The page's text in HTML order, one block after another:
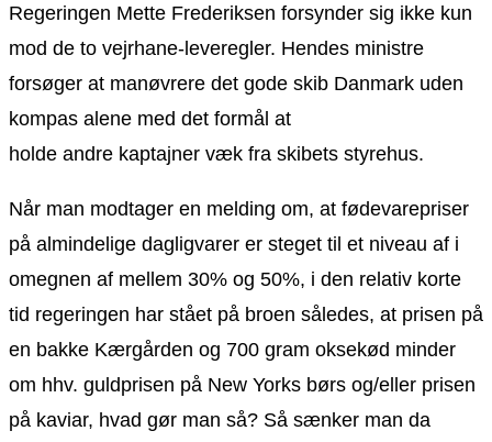
Regeringen Mette Frederiksen forsynder sig ikke kun
mod de to vejrhane-leveregler. Hendes ministre
forsøger at manøvrere det gode skib Danmark uden
kompas alene med det formål at
holde andre kaptajner væk fra skibets styrehus.
Når man modtager en melding om, at fødevarepriser
på almindelige dagligvarer er steget til et niveau af i
omegnen af mellem 30% og 50%, i den relativ korte
tid regeringen har stået på broen således, at prisen på
en bakke Kærgården og 700 gram oksekød minder
om hhv. guldprisen på New Yorks børs og/eller prisen
på kaviar, hvad gør man så? Så sænker man da